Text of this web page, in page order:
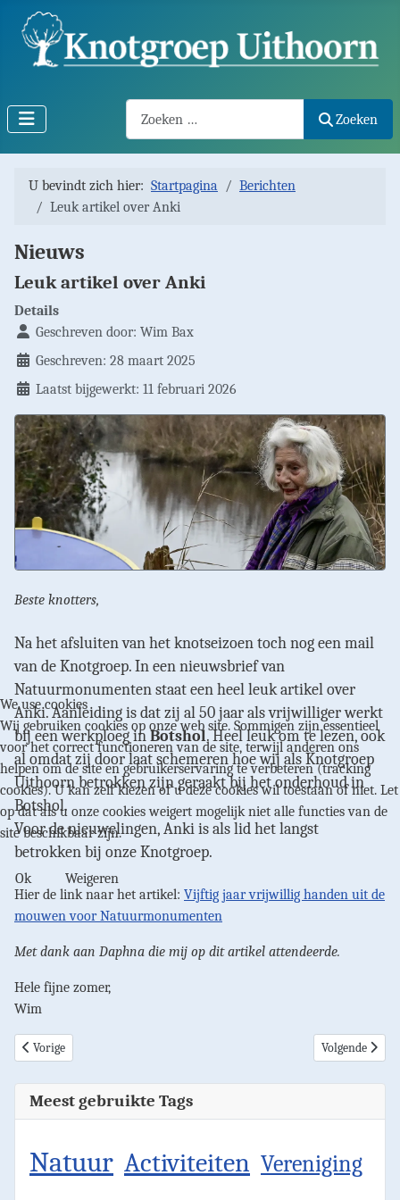
Zoeken
U bevindt zich hier: Startpagina
Berichten
Leuk artikel over Anki
Nieuws
Leuk artikel over Anki
Details
Geschreven door: Wim Bax
Geschreven: 28 maart 2025
Laatst bijgewerkt: 11 februari 2026
Beste knotters,
Na het afsluiten van het knotseizoen toch nog een mail
van de Knotgroep. In een nieuwsbrief van
Natuurmonumenten staat een heel leuk artikel over
Anki. Aanleiding is dat zij al 50 jaar als vrijwilliger werkt
bij een werkploeg in Botshol. Heel leuk om te lezen, ook
al omdat zij door laat schemeren hoe wij als Knotgroep
Uithoorn betrokken zijn geraakt bij het onderhoud in
Botshol.
Voor de nieuwelingen, Anki is als lid het langst
betrokken bij onze Knotgroep.
Hier de link naar het artikel: Vijftig jaar vrijwillig handen uit de
mouwen voor Natuurmonumenten
Met dank aan Daphna die mij op dit artikel attendeerde.
Hele fijne zomer,
Wim
Vorig artikel: Binnenkort starten we weer
Vorige Volgende
Volgende
Meest gebruikte Tags
Natuur Activiteiten Vereniging
We use cookies
Wij gebruiken cookies op onze web site. Sommigen zijn essentieel
voor het correct functioneren van de site, terwijl anderen ons
helpen om de site en gebruikerservaring te verbeteren (tracking
cookies). U kan zelf kiezen of u deze cookies wil toestaan of niet. Let
op dat als u onze cookies weigert mogelijk niet alle functies van de
site beschikbaar zijn.
Ok Weigeren